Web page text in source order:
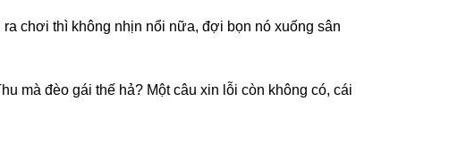
chơi thì không nhịn nổi nữa, đợi bọn nó xuống sân
mà đèo gái thế hả? Một câu xin lỗi còn không có, cái